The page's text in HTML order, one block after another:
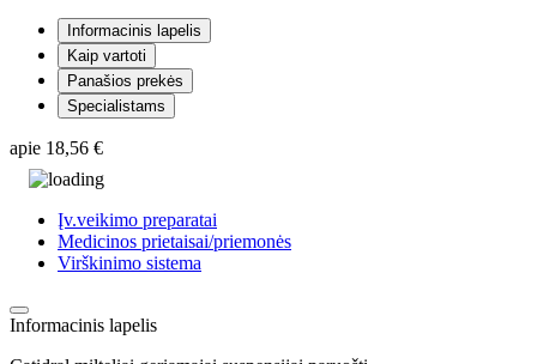
Informacinis lapelis
Kaip vartoti
Panašios prekės
Specialistams
apie 18,56 €
Įv.veikimo preparatai
Medicinos prietaisai/priemonės
Virškinimo sistema
Informacinis lapelis